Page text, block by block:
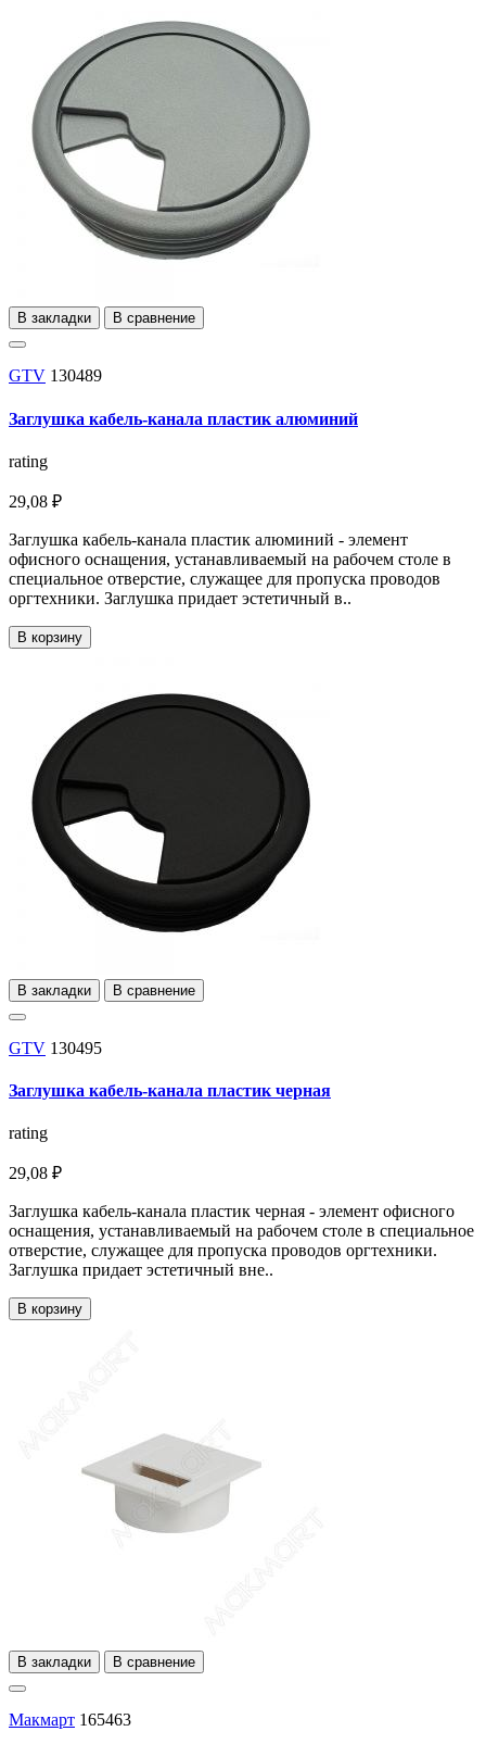
В закладки В сравнение
GTV 130489
Заглушка кабель-канала пластик алюминий
rating
29,08 ₽
Заглушка кабель-канала пластик алюминий - элемент
офисного оснащения, устанавливаемый на рабочем столе в
специальное отверстие, служащее для пропуска проводов
оргтехники. Заглушка придает эстетичный в..
В корзину
В закладки В сравнение
GTV 130495
Заглушка кабель-канала пластик черная
rating
29,08 ₽
Заглушка кабель-канала пластик черная - элемент офисного
оснащения, устанавливаемый на рабочем столе в специальное
отверстие, служащее для пропуска проводов оргтехники.
Заглушка придает эстетичный вне..
В корзину
В закладки В сравнение
Макмарт 165463